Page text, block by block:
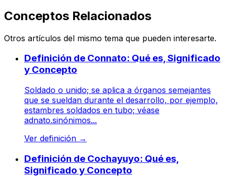
Conceptos Relacionados
Otros artículos del mismo tema que pueden interesarte.
Definición de Connato: Qué es, Significado
y Concepto
Soldado o unido; se aplica a órganos semejantes
que se sueldan durante el desarrollo, por ejemplo,
estambres soldados en tubo; véase
adnato.sinónimos...
Ver definición →
Definición de Cochayuyo: Qué es,
Significado y Concepto